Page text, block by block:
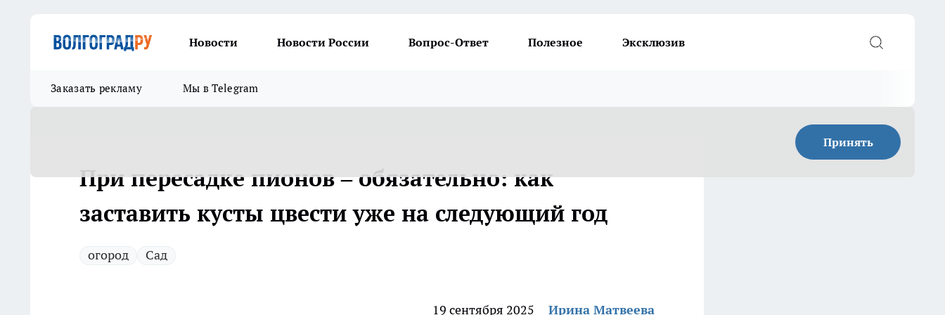
Новости Новости России Вопрос-Ответ Полезное Эксклюзив
Заказать рекламу Мы в Telegram
Принять
При пересадке пионов – обязательно: как
заставить кусты цвести уже на следующий год
огород Сад
19 сентября 2025 Ирина Матвеева